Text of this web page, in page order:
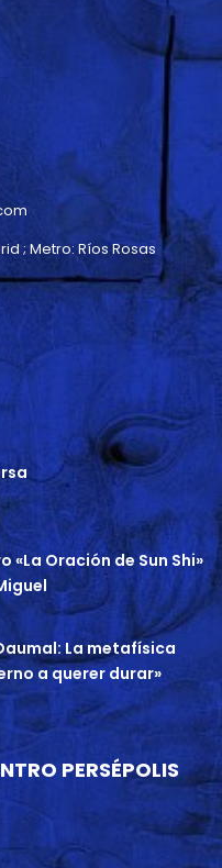
«La Oración de Sun Shi»
La metafísica
a querer durar»
PERSÉPOLIS